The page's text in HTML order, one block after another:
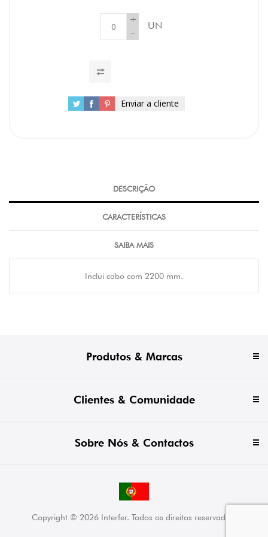
+
-
UN
Enviar a cliente
DESCRIÇÃO
CARACTERÍSTICAS
SAIBA MAIS
Inclui cabo com 2200 mm.
Produtos & Marcas
Clientes & Comunidade
Sobre Nós & Contactos
Copyright © 2026 Interfer. Todos os direitos reservados.